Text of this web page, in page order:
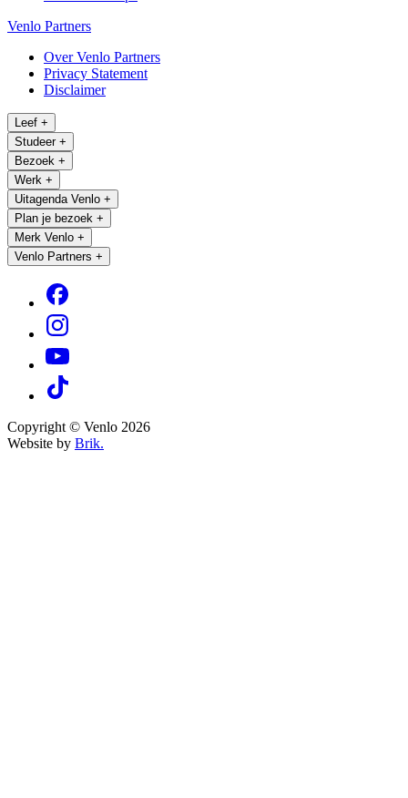
Venlo Partners
Over Venlo Partners
Privacy Statement
Disclaimer
Leef +
Studeer +
Bezoek +
Werk +
Uitagenda Venlo +
Plan je bezoek +
Merk Venlo +
Venlo Partners +
Copyright © Venlo 2026
Website by Brik.